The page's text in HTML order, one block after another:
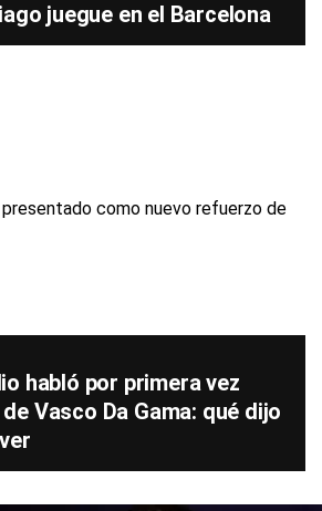
juegue en el Barcelona
habló por primera vez
Vasco Da Gama: qué dijo